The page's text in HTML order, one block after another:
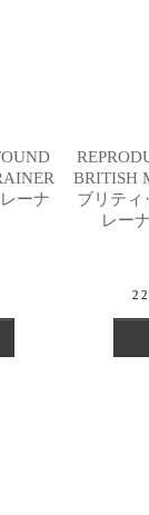
ーナ
BRITISH
ブリティ
レー